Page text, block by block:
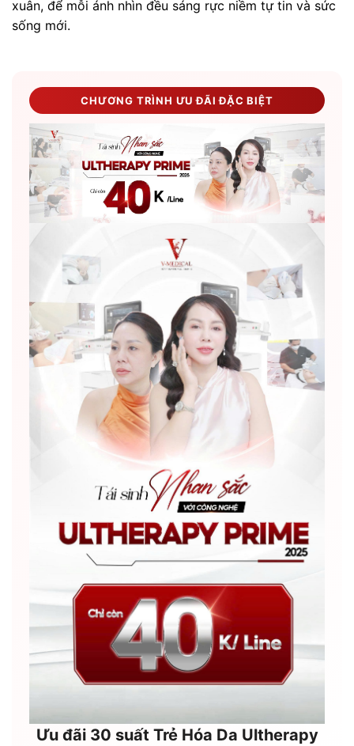
xuân, để mỗi ánh nhìn đều sáng rực niềm tự tin và sức
sống mới.
CHƯƠNG TRÌNH ƯU ĐÃI ĐẶC BIỆT
Ưu đãi 30 suất Trẻ Hóa Da Ultherapy